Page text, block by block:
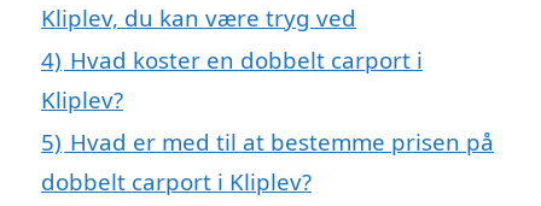
Kliplev, du kan være tryg ved
4) Hvad koster en dobbelt carport i
Kliplev?
5) Hvad er med til at bestemme prisen på
dobbelt carport i Kliplev?